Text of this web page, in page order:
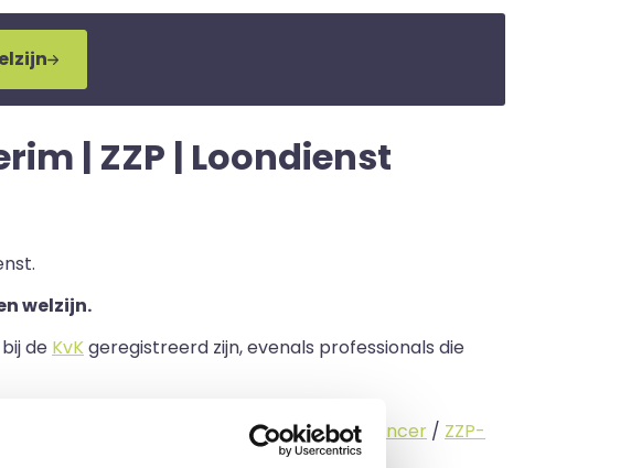
| ZZP | Loondienst
welzijn.
de KvKgeregistreerd zijn, evenals professionals die
interimmer/freelancer / ZZP-